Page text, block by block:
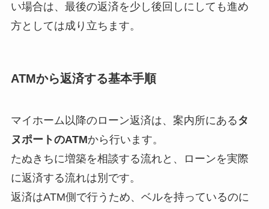
い場合は、最後の返済を少し後回しにしても進め
方としては成り立ちます。
ATMから返済する基本手順
マイホーム以降のローン返済は、案内所にある タ
ヌポートのATMから行います。
たぬきちに増築を相談する流れと、ローンを実際
に返済する流れは別です。
返済はATM側で行うため、ベルを持っているのに